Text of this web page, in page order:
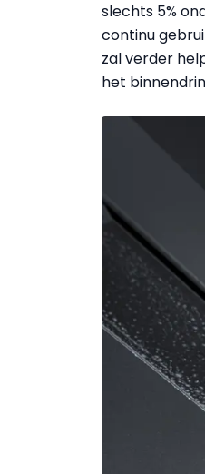
slechts 5%
continu
zal verder
het